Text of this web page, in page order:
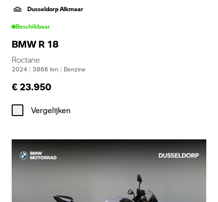
Dusseldorp Alkmaar
Beschikbaar
BMW R 18
Roctane
2024 | 3866 km | Benzine
€ 23.950
Vergelijken